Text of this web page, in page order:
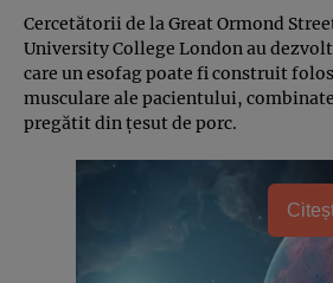
Cercetătorii de la Great Ormond
University College London au
care un esofag poate fi construit
musculare ale pacientului,
pregătit din țesut de porc.